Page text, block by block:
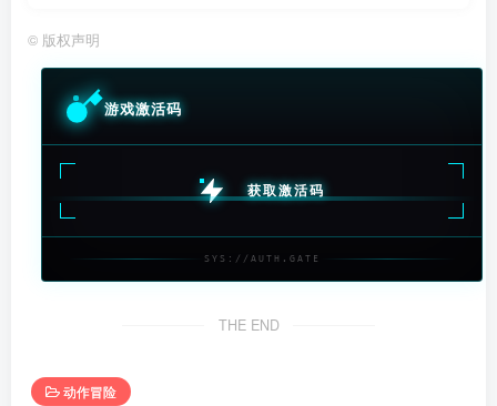
© 版权声明
游戏激活码
获取激活码
SYS://AUTH.GATE
THE END
动作冒险